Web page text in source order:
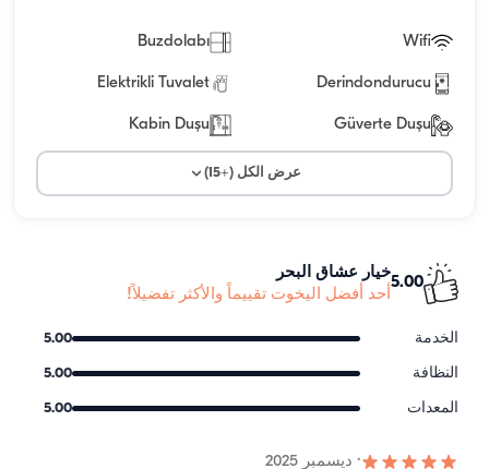
Wifi
Buzdolabı
Derindondurucu
Elektrikli Tuvalet
Güverte Duşu
Kabin Duşu
عرض الكل (+15)
5.00
خيار عشاق البحر
أحد أفضل اليخوت تقييماً والأكثر تفضيلاً!
الخدمة 5.00
النظافة 5.00
المعدات 5.00
· ديسمبر 2025